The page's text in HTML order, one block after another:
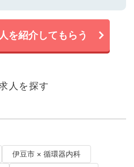
を紹介してもらう
人を探す
伊豆市 × 循環器内科